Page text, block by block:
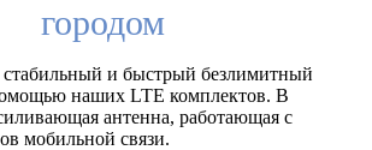
городом
и быстрый безлимитный
наших LTE комплектов. В
антенна, работающая с
мобильной связи.